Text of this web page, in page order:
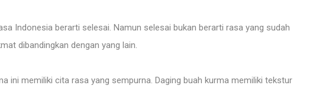
Indonesia berarti selesai. Namun selesai bukan berarti rasa yang sudah
dibandingkan dengan yang lain.
ini memiliki cita rasa yang sempurna. Daging buah kurma memiliki tekstur